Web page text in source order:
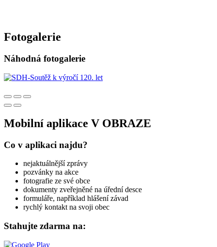
Fotogalerie
Náhodná fotogalerie
Mobilní aplikace V OBRAZE
Co v aplikaci najdu?
nejaktuálnější zprávy
pozvánky na akce
fotografie ze své obce
dokumenty zveřejněné na úřední desce
formuláře, například hlášení závad
rychlý kontakt na svoji obec
Stahujte zdarma na: